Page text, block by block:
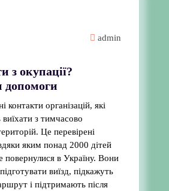
admin
з окупації?
допомоги
організацій, які
з тимчасово
Це перевірені
яким понад 2000 дітей
повернулися в Україну. Вони
виїзд, підкажуть
і підтримають після